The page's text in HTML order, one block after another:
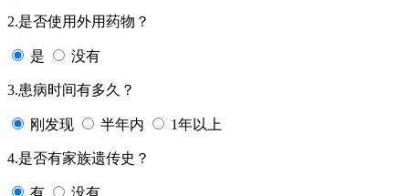
2.是否使用外用药物？
是 没有
3.患病时间有多久？
刚发现 半年内 1年以上
4.是否有家族遗传史？
有 没有